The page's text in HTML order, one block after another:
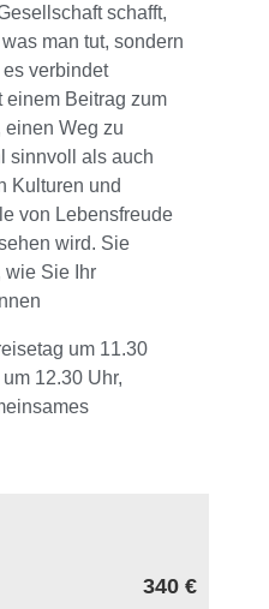
schafft,
man tut, sondern
verbindet
einem Beitrag zum
einen Weg zu
sinnvoll als auch
Kulturen und
von Lebensfreude
wird. Sie
wie Sie Ihr
um 11.30
12.30 Uhr,
340 €